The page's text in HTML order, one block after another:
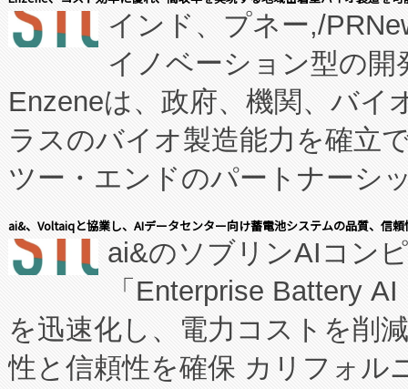
インド、プネー,/
イノベーション型の
Enzeneは、政府、機関、バイ
ラスのバイオ製造能力を確立
ツー・エンドのパートナーシ
表しました。 同社の実績ある
manufacturing™ (FCCM™) プ
たNeXは、バイオ医薬品製造
従来のフェッドバッチ施設の
に、患者やサプライチェーン
ai&、Voltaiqと協業し、AIデータセンター向け蓄電池システムの品質、信
ai&のソブリンAIコン
「Enterprise Battery
を迅速化し、電力コストを削
性と信頼性を確保 カリフォル